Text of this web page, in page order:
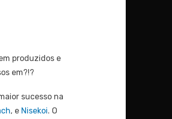
produzidos e
em?!?
sucesso na
, e Nisekoi. O